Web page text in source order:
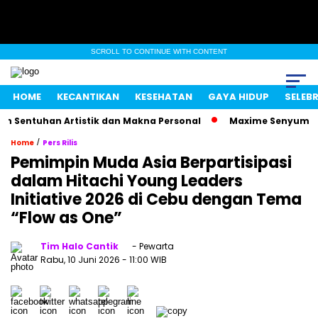
SCROLL TO CONTINUE WITH CONTENT
HOME KECANTIKAN KESEHATAN GAYA HIDUP
Artistik dan Makna Personal Maxime Senyum
Home / Pers Rilis
Pemimpin Muda Asia Berpartisipasi
dalam Hitachi Young Leaders
Initiative 2026 di Cebu dengan Tema
“Flow as One”
Tim Halo Cantik
- Pewarta
Rabu, 10 Juni 2026 - 11:00 WIB